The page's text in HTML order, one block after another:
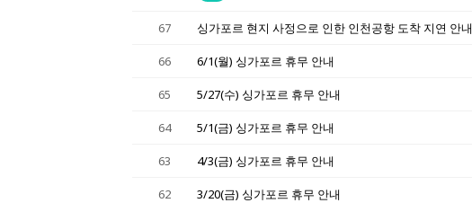
67 싱가포르 현지 사정으로 인한 인천공항 도착 지연 안내
66 6/1(월) 싱가포르 휴무 안내
65 5/27(수) 싱가포르 휴무 안내
64 5/1(금) 싱가포르 휴무 안내
63 4/3(금) 싱가포르 휴무 안내
62 3/20(금) 싱가포르 휴무 안내